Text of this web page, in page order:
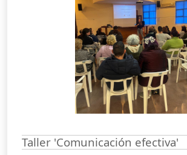
Taller 'Comunicación efectiva'